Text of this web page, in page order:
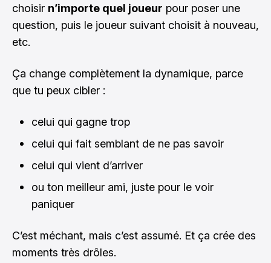
choisir n’importe quel joueur pour poser une
question, puis le joueur suivant choisit à nouveau,
etc.
Ça change complètement la dynamique, parce
que tu peux cibler :
celui qui gagne trop
celui qui fait semblant de ne pas savoir
celui qui vient d’arriver
ou ton meilleur ami, juste pour le voir
paniquer
C’est méchant, mais c’est assumé. Et ça crée des
moments très drôles.